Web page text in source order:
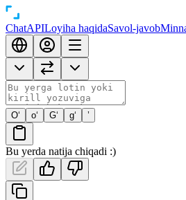
ChatAPILoyiha haqidaSavol-javob
O‘ o‘ G‘ g‘ ’
Bu yerda natija chiqadi :)